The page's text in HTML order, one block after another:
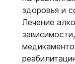
здоровья и
Лечение